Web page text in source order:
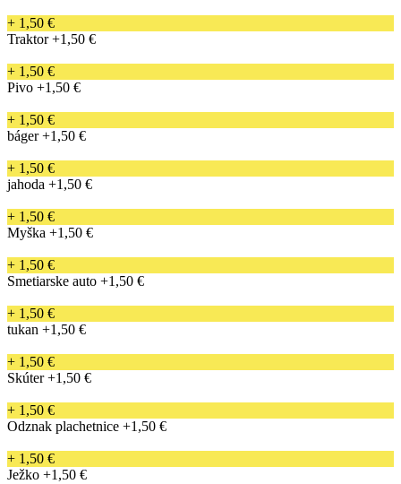
+ 1,50 €
Traktor +1,50 €
+ 1,50 €
Pivo +1,50 €
+ 1,50 €
báger +1,50 €
+ 1,50 €
jahoda +1,50 €
+ 1,50 €
Myška +1,50 €
+ 1,50 €
Smetiarske auto +1,50 €
+ 1,50 €
tukan +1,50 €
+ 1,50 €
Skúter +1,50 €
+ 1,50 €
Odznak plachetnice +1,50 €
+ 1,50 €
Ježko +1,50 €